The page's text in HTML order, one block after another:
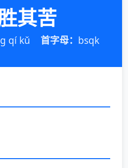
其苦
qí kǔ 首字母： bsqk